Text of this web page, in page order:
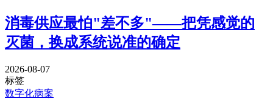
消毒供应最怕"差不多"——把凭感觉的
灭菌，换成系统说准的确定
2026-08-07
标签
数字化病案